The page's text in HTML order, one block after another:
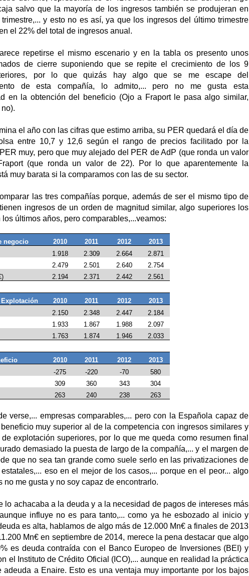
salvo que la mayoría de los ingresos también se produjeran en
y esto no es así, ya que los ingresos del último trimestre
el 22% del total de ingresos anual.
repetirse el mismo escenario y en la tabla os presento unos
de cierre suponiendo que se repite el crecimiento de los 9
por lo que quizás hay algo que se me escape del
de esta compañía, lo admito,... pero no me gusta esta
en la obtención del beneficio (Ojo a Fraport le pasa algo similar,
el año con las cifras que estimo arriba, su PER quedará el día de
entre 10,7 y 12,6 según el rango de precios facilitado por la
muy, pero que muy alejado del PER de AdP (que ronda un valor
(que ronda un valor de 22). Por lo que aparentemente la
muy barata si la comparamos con las de su sector.
las tres compañías porque, además de ser el mismo tipo de
ingresos de un orden de magnitud similar, algo superiores los
los últimos años, pero comparables,...veamos:
negocio 2010 2011 2012
2013
1.918 2.309 2.664
2.871
2.479 2.501 2.640
2.754
2.194 2.371 2.442 2.561
2010 2011 2012
2013
2.150 2.348 2.447
2.184
1.933 1.867 1.988
2.097
1.763 1.874 1.946 2.033
2010 2011 2012
2013
-275 -220 -70
580
309 360 343
304
263 240 238 263
verse,... empresas comparables,... pero con la Española capaz de
muy superior al de la competencia con ingresos similares y
explotación superiores, por lo que me queda como resumen final
demasiado la puesta de largo de la compañía,... y el margen de
que no sea tan grande como suele serlo en las privatizaciones de
eso en el mejor de los casos,... porque en el peor... algo
no me gusta y no soy capaz de encontrarlo.
lo achacaba a la deuda y a la necesidad de pagos de intereses más
influye no es para tanto,... como ya he esbozado al inicio y
es alta, hablamos de algo más de 12.000 Mn€ a finales de 2013
Mn€ en septiembre de 2014, merece la pena destacar que algo
es deuda contraída con el Banco Europeo de Inversiones (BEI) y
el Instituto de Crédito Oficial (ICO),... aunque en realidad la práctica
adeuda a Enaire. Esto es una ventaja muy importante por los bajos